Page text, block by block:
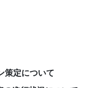
策定について